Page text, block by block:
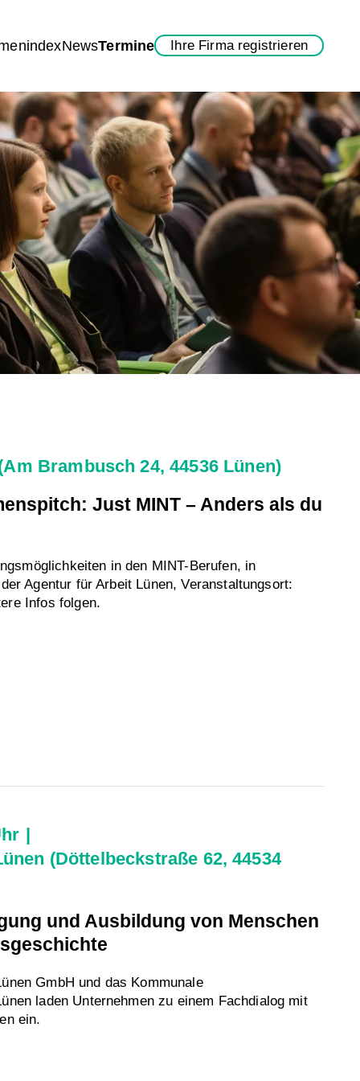
NewsTermine Ihre Firma registrieren
Brambusch 24, 44536 Lünen)
Just MINT – Anders als du
in den MINT-Berufen, in
Agentur für Arbeit Lünen, Veranstaltungsort:
Infos folgen.
(Döttelbeckstraße 62, 44534
und Ausbildung von Menschen
GmbH und das Kommunale
laden Unternehmen zu einem Fachdialog mit
ein.